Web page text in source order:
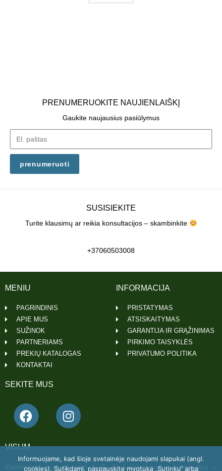
PRENUMERUOKITE NAUJIENLAIŠKĮ
Gaukite naujausius pasiūlymus
prenumeruoti
SUSISIEKITE
Turite klausimų ar reikia konsultacijos – skambinkite
+37060503008
VISUM
Elektroninė prekyba nuo A iki Z. Įvairios prekių kategorijos –
SEKITE MUS
INFORMACIJA
PRISTATYMAS
ATSISKAITYMAS
GARANTIJA IR GRĄŽINIMAS
PIRKIMO TAISYKLĖS
PRIVATUMO POLITIKA
MENIU
PAGRINDINIS
APIE MUS
SUŽINOK
PARTNERIAMS
PREKIŲ KATALOGAS
KONTAKTAI
Informuojame, kad šioje svetainėje naudojami slapukai (angl.
cookies). Sutikdami, paspauskite mygtuką „Sutinku“ arba